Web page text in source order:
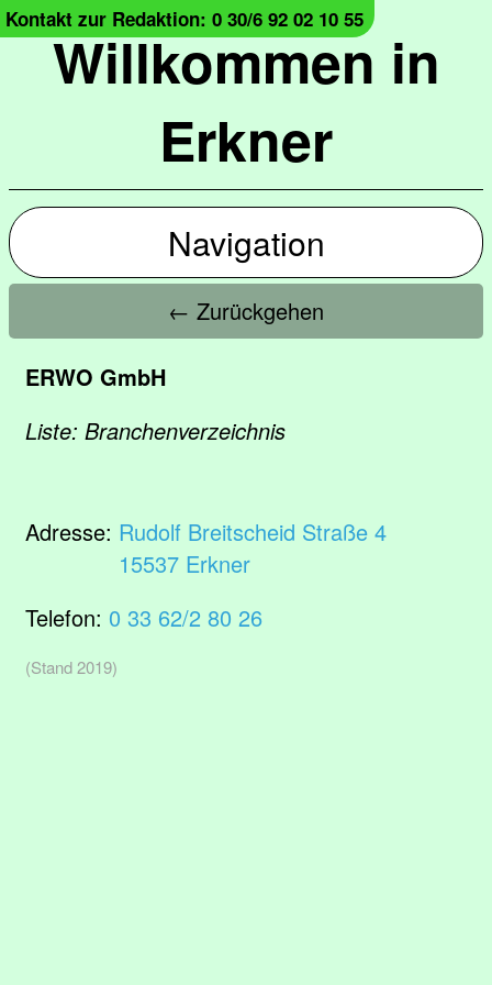
Willkommen in
Erkner
Kontakt zur Redaktion: 0 30/6 92 02 10 55
Navigation
← Zurückgehen
ERWO GmbH
Liste: Branchenverzeichnis
Adresse: Rudolf Breitscheid Straße 4
15537 Erkner
Telefon: 0 33 62/2 80 26
(Stand 2019)